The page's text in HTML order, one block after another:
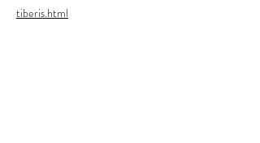
tiberis.html